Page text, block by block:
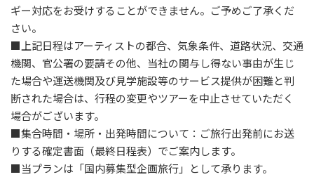
ギー対応をお受けすることができません。ご予めご了承くだ
さい。
■上記日程はアーティストの都合、気象条件、道路状況、交通
機関、官公署の要請その他、当社の関与し得ない事由が生じ
た場合や運送機関及び見学施設等のサービス提供が困難と判
断された場合は、行程の変更やツアーを中止させていただく
場合がございます。
■集合時間・場所・出発時間について：ご旅行出発前にお送
りする確定書面（最終日程表）でご案内します。
■当プランは「国内募集型企画旅行」として承ります。